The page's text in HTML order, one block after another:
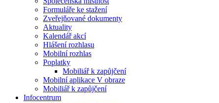
Formuláře ke stažení
Zveřejňované dokumenty
Aktuality
Kalendář akcí
Hlášení rozhlasu
Mobilní rozhlas
Poplatky
Mobiliář k zapůjčení
Mobilní aplikace V obraze
Mobiliář k zapůjčení
Infocentrum